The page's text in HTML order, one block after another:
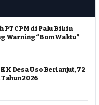
PT CPM di Palu Bikin
Warning “Bom Waktu”
KK Desa Uso Berlanjut, 72
2026